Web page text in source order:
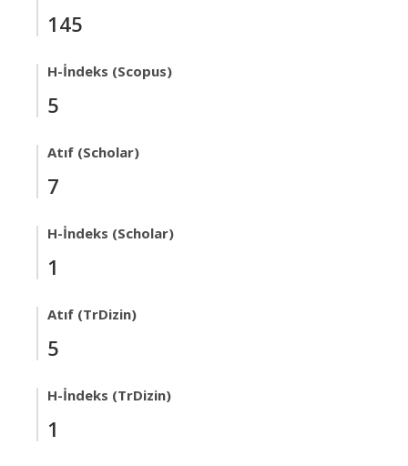
145
H-İndeks (Scopus)
5
Atıf (Scholar)
7
H-İndeks (Scholar)
1
Atıf (TrDizin)
5
H-İndeks (TrDizin)
1